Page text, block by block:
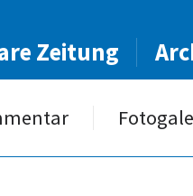
Zeitung